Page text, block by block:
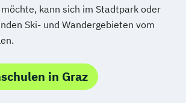
Vertiefende Katholische
für die Primarstufe
Bewegungswissenschaften
kann sich im Stadtpark oder
Ski- und Wandergebieten vom
in Graz